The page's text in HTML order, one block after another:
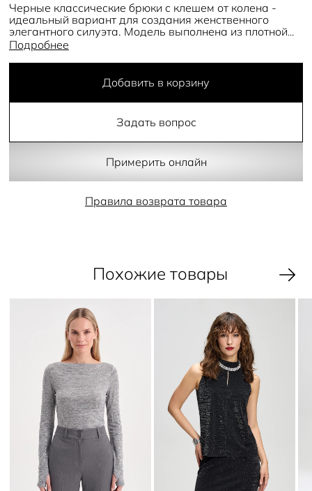
Черные классические брюки с клешем от колена -
идеальный вариант для создания женственного
элегантного силуэта. Модель выполнена из плотной
костюмной ткани премиального качества черного
цвета. Спереди и сзади имеются декоративные
карманы, а по периметру пояса расположены шлевки
для ремня. Застегиваются брюки на потайную
пуговицу и молнию.
- клеш от колена
Подробнее
Добавить в корзину
Задать вопрос
Примерить онлайн
Правила возврата товара
Похожие товары